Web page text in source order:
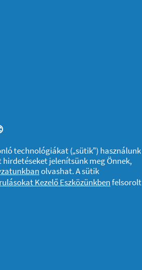
technológiákat („sütik”) használunk
hirdetéseket jelenítsünk meg Önnek,
olvashat. A sütik
Kezelő Eszközünkbenfelsorolt